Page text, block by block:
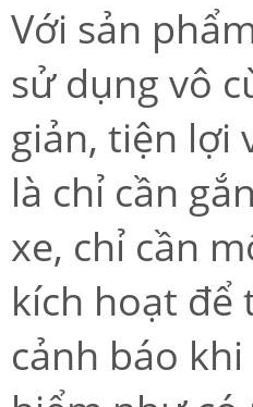
Với sản
sử dụng vô
giản, tiện lợi
là chỉ cần
xe, chỉ cần
kích hoạt để
cảnh báo